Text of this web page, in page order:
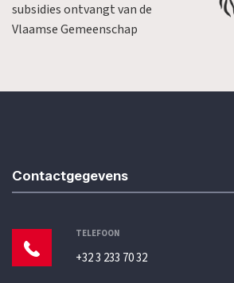
subsidies ontvangt van de
Vlaamse Gemeenschap
Contactgegevens
TELEFOON
+32 3 233 70 32